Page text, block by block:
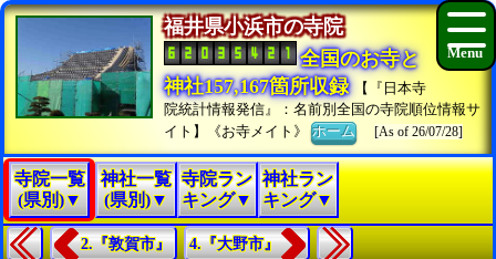
福井県小浜市の寺院
全国のお寺と
神社157,167箇所収録
【『日本寺
院統計情報発信』：名前別全国の寺院順位情報サ
イト】《お寺メイト》ホーム [As of 26/07/28]
寺院一覧
(県別)▼
神社一覧
(県別)▼
寺院ラン
キング▼
神社ラン
キング▼
2.『敦賀市』 4.『大野市』